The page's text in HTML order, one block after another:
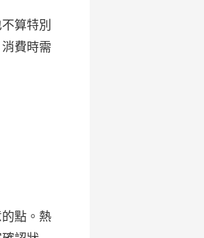
算特別
費時需
點。熱